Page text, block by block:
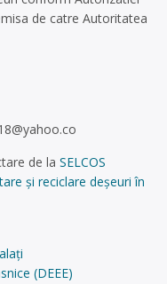
de catre Autoritatea
de la SELCOS
și reciclare deșeuri în
(DEEE)